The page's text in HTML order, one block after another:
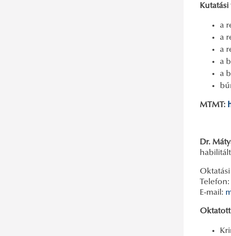
a
a
a
a
a
MTMT:
Dr.
Telefon:
E-mail: